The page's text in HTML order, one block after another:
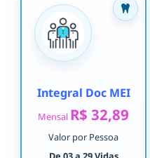
Integral Doc MEI
Mensal R$ 32,89
Valor por Pessoa